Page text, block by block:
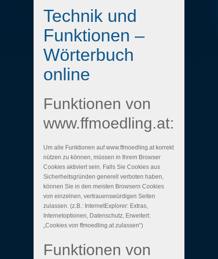
Technik und
Funktionen –
Wörterbuch
online
Funktionen von
www.ffmoedling.at:
Um alle Funktionen auf www.ffmoedling.at korrekt
nützen zu können, müssen in Ihrem Browser
Cookies aktiviert sein. Falls Sie Cookies aus
Sicherheitsgründen generell verboten haben,
können Sie in den meisten Browsern Cookies
von einzelnen, vertrauenswürdigen Seiten
zulassen. (z.B.: InternetExplorer: Extras,
Internetoptionen, Datenschutz, Erweitert:
„Cookies von ffmoedling.at zulassen“)
Funktionen von